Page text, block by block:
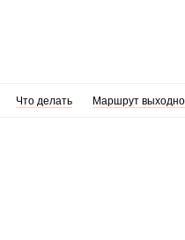
Что делать Маршрут